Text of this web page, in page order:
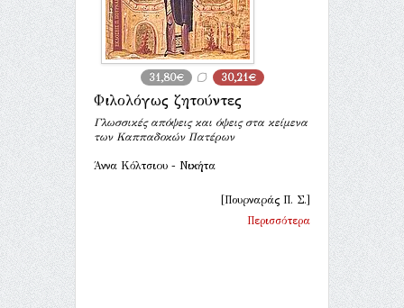
31,80€ 30,21€
Φιλολόγως ζητούντες
Γλωσσικές απόψεις και όψεις στα κείμενα
των Καππαδοκών Πατέρων
Άννα Κόλτσιου - Νικήτα
[Πουρναράς Π. Σ.]
Περισσότερα